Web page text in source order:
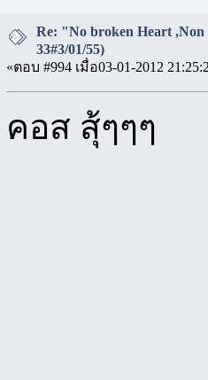
Re: "No broken Heart
33#3/01/55)
«ตอบ #994 เมื่อ03-01-2012
คอส สุ้ๆๆๆ